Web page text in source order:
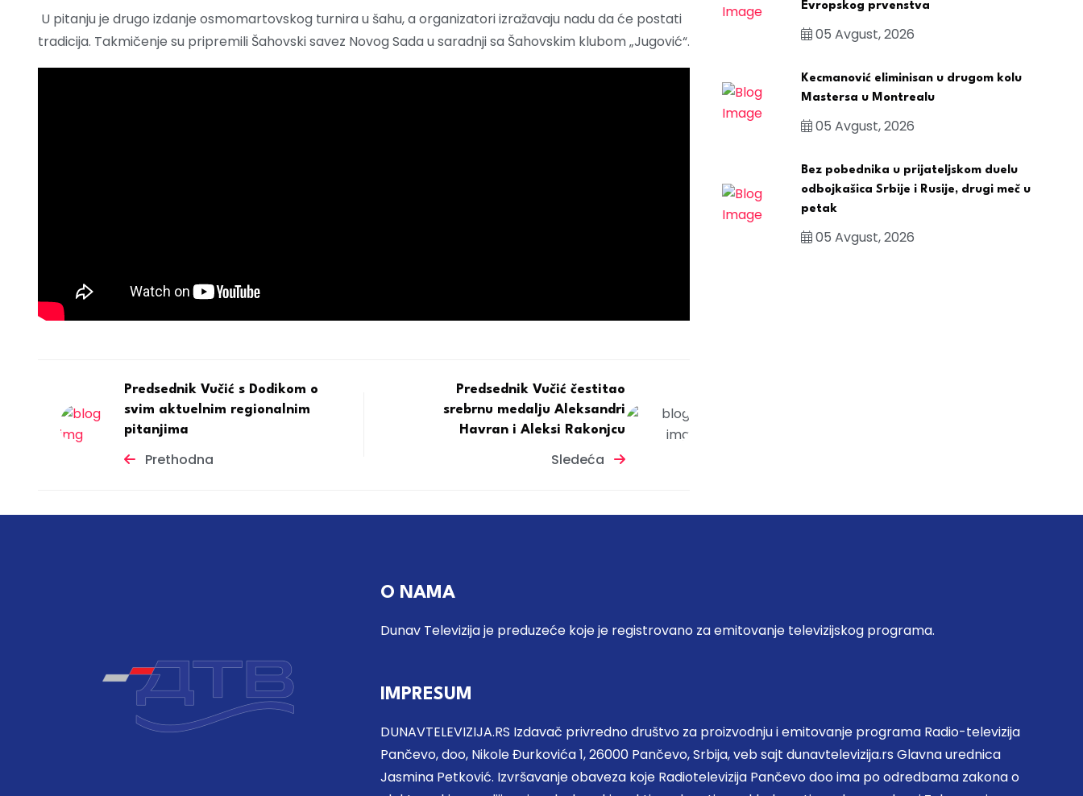
U pitanju je drugo izdanje osmomartovskog turnira u šahu, a organizatori izražavaju nadu da će postati
tradicija. Takmičenje su pripremili Šahovski savez Novog Sada u saradnji sa Šahovskim klubom „Jugović“.
Predsednik Vučić s Dodikom o
svim aktuelnim regionalnim
pitanjima
Prethodna
Predsednik Vučić čestitao
srebrnu medalju Aleksandri
Havran i Aleksi Rakonjcu
Sledeća
Evropskog prvenstva
05 Avgust, 2026
Kecmanović eliminisan u drugom kolu
Mastersa u Montrealu
05 Avgust, 2026
Bez pobednika u prijateljskom duelu
odbojkašica Srbije i Rusije, drugi meč u
petak
05 Avgust, 2026
O NAMA
Dunav Televizija je preduzeće koje je registrovano za emitovanje televizijskog programa.
IMPRESUM
DUNAVTELEVIZIJA.RS Izdavač privredno društvo za proizvodnju i emitovanje programa Radio-televizija
Pančevo, doo, Nikole Đurkovića 1, 26000 Pančevo, Srbija, veb sajt dunavtelevizija.rs Glavna urednica
Jasmina Petković. Izvršavanje obaveza koje Radiotelevizija Pančevo doo ima po odredbama zakona o